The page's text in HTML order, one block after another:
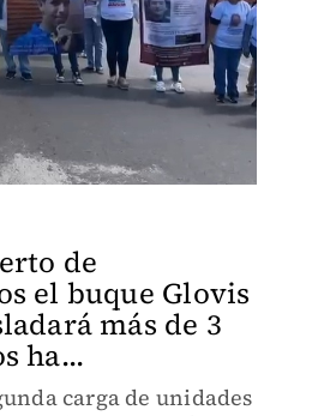
de
el buque Glovis
más de 3
ha...
carga de unidades